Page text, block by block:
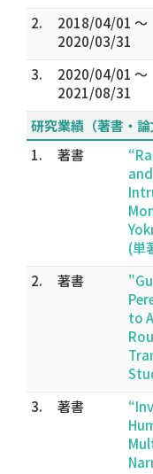
2.
2018/04/01 ～
2020/03/31
3.
2020/04/01 ～
2021/08/31
研究業績（著書・論
1.
著書
(単
2.
著書
to
3.
著書